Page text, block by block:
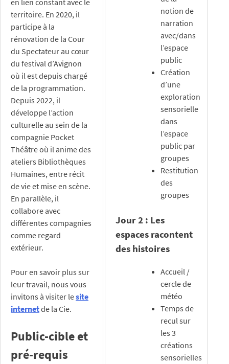
en lien constant avec le
territoire. En 2020, il
participe à la
rénovation de la Cour
du Spectateur au cœur
du festival d’Avignon
où il est depuis chargé
de la programmation.
Depuis 2022, il
développe l’action
culturelle au sein de la
compagnie Pocket
Théâtre où il anime des
ateliers Bibliothèques
Humaines, entre récit
de vie et mise en scène.
En parallèle, il
collabore avec
différentes compagnies
comme regard
extérieur.
Pour en savoir plus sur
leur travail, nous vous
invitons à visiter lesite
internetde la Cie.
Public-cible et
pré-requis
notion de
narration
avec/dans
l’espace
public
Création
d’une
exploration
sensorielle
dans
l’espace
public par
groupes
Restitution
des
groupes
Jour 2 : Les
espaces racontent
des histoires
Accueil /
cercle de
météo
Temps de
recul sur
les 3
créations
sensorielles